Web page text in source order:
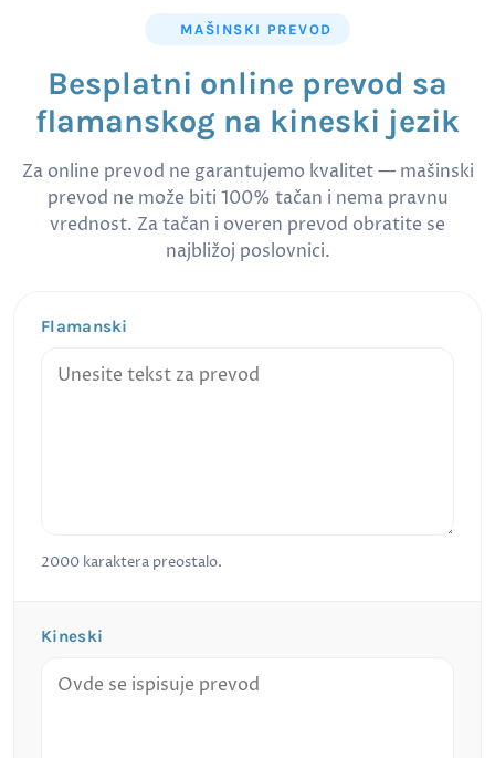
MAŠINSKI PREVOD
Besplatni online prevod sa
flamanskog na kineski jezik
Za online prevod ne garantujemo kvalitet — mašinski
prevod ne može biti 100% tačan i nema pravnu
vrednost. Za tačan i overen prevod obratite se
najbližoj poslovnici.
Flamanski
2000 karaktera preostalo.
Kineski